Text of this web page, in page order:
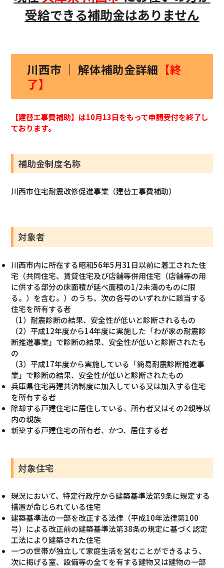
受給できる補助金はありません
川西市 ｜ 解体補助金詳細 【終
了】
【建替工事費補助】は10月13日をもって申請受付を終了し
ております。
補助金制度名称
川西市住宅耐震改修促進事業（建替工事費補助）
対象者
川西市内に所在する昭和56年5月31日以前に着工された住
宅（共同住宅、賃貸住宅及び店舗等併用住宅（店舗等の用
に供する部分の床面積が延べ面積の1/2未満のものに限
る。）を含む。）のうち、次の各号のいずれかに該当する
住宅を所有する者
（1）耐震診断の結果、安全性が低いと診断されるもの
（2）平成12年度から14年度に実施した「わが家の耐震診
断推進事業」で診断の結果、安全性が低いと診断されたも
の
（3）平成17年度から実施している「簡易耐震診断推進事
業」で診断の結果、安全性が低いと診断されたもの
兵庫県住宅再建共済制度に加入している又は加入する住宅
を所有する者
除却する戸建住宅に居住している、所有者又はその2親等以
内の親族
新築する戸建住宅の所有者、かつ、居住する者
対象住宅
現況において、特定行政庁から建築基準法第9条に規定する
措置が命じられている住宅
建築基準法の一部を改正する法律（平成10年法律第100
号）による改正前の建築基準法第38条の規定に基づく認定
工法により建築された住宅
一つの世帯が独立して家庭生活を営むことができるよう、
次に掲げる室、設備等の全てを有する建物又は建物の一部